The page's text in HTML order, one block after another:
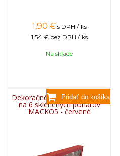
1,90 € s DPH / ks
1,54 € bez DPH / ks
Na sklade
Dekoračné papierové balenie
na 6 sklenených pohárov
MACKO5 - červené